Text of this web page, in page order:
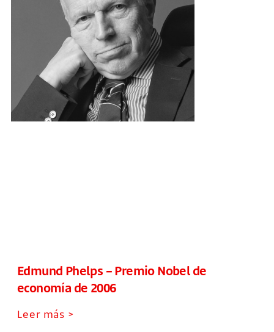
Edmund Phelps – Premio Nobel de
economía de 2006
Leer más >